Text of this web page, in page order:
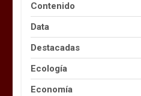
Contenido
Data
Destacadas
Ecología
Economía